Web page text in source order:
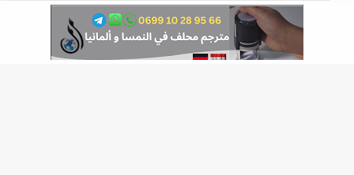
مواقع التواصل الإجتماعي